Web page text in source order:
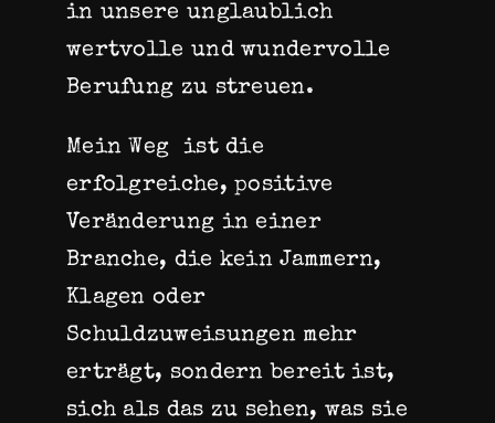
in unsere unglaublich
wertvolle und wundervolle
Berufung zu streuen.
Mein Weg ist die
erfolgreiche, positive
Veränderung in einer
Branche, die kein Jammern,
Klagen oder
Schuldzuweisungen mehr
erträgt, sondern bereit ist,
sich als das zu sehen, was sie